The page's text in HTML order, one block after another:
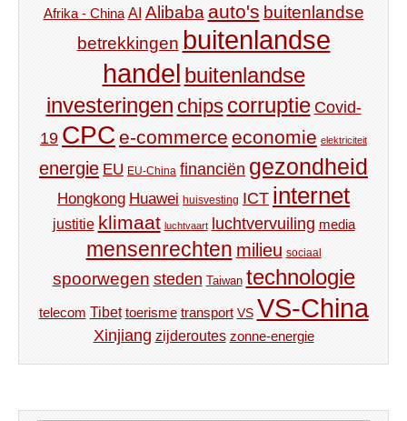
Afrika - China AI Alibaba auto's buitenlandse
betrekkingen buitenlandse
handel buitenlandse
investeringen chips corruptie Covid-
19 CPC e-commerce economie elektriciteit
energie EU EU-China financiën gezondheid
Hongkong Huawei huisvesting ICT internet
justitie klimaat luchtvaart luchtvervuiling media
mensenrechten milieu sociaal
spoorwegen steden Taiwan technologie
telecom Tibet toerisme transport VS VS-China
Xinjiang zijderoutes zonne-energie